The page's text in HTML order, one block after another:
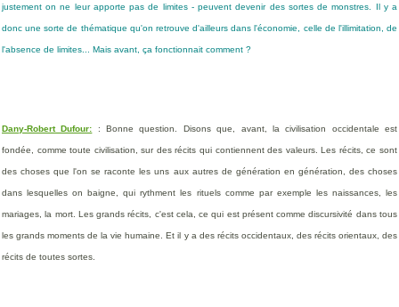
justement on ne leur apporte pas de limites - peuvent devenir des sortes de monstres. Il y a
donc une sorte de thématique qu'on retrouve d'ailleurs dans l'économie, celle de l'illimitation, de
l'absence de limites... Mais avant, ça fonctionnait comment ?
Dany-Robert Dufour: : Bonne question. Disons que, avant, la civilisation occidentale est
fondée, comme toute civilisation, sur des récits qui contiennent des valeurs. Les récits, ce sont
des choses que l'on se raconte les uns aux autres de génération en génération, des choses
dans lesquelles on baigne, qui rythment les rituels comme par exemple les naissances, les
mariages, la mort. Les grands récits, c'est cela, ce qui est présent comme discursivité dans tous
les grands moments de la vie humaine. Et il y a des récits occidentaux, des récits orientaux, des
récits de toutes sortes.